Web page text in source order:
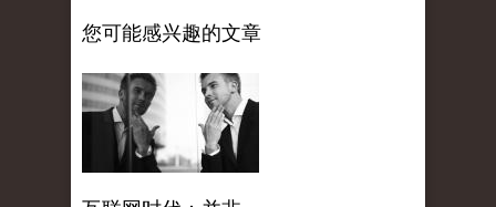
您可能感兴趣的文章